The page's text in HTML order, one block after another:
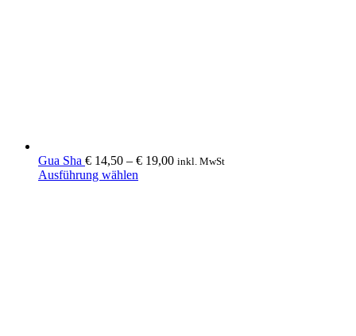
Gua Sha € 14,50 – € 19,00 inkl. MwSt
Ausführung wählen